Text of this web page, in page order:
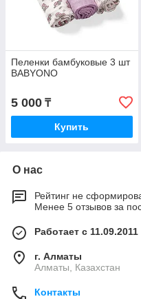
Пеленки бамбуковые 3 шт
BABYONO
5 000 ₸
Купить
О нас
Рейтинг не
Менее 5 отзывов за
Работает с 11.09.2011
г. Алматы
Алматы, Казахстан
Контакты